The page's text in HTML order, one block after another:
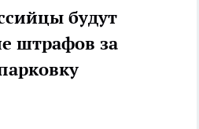
будут
штрафов за